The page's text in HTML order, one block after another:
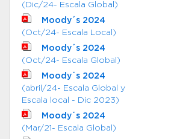
(Dic/24- Escala Global)
Moody´s 2024
(Oct/24- Escala Local)
Moody´s 2024
(Oct/24- Escala Global)
Moody´s 2024
(abril/24- Escala Global y
Escala local - Dic 2023)
Moody´s 2024
(Mar/21- Escala Global)